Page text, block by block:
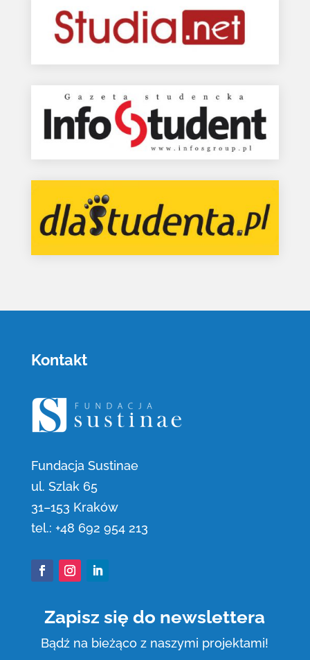
Kontakt
Fundacja Sustinae
ul. Szlak 65
31–153 Kraków
tel.: +48 692 954 213
Zapisz się do newslettera
Bądź na bieżąco z naszymi projektami!